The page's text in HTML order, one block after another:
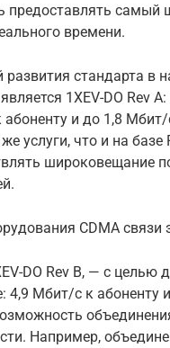
предоставлять самый
времени.
стандарта в
1XEV-DO Rev
и до 1,8
услуги, что и на
широковещание
CDMA связи
DO Rev B, — с целью
4,9 Мбит/с к абоненту
Например,